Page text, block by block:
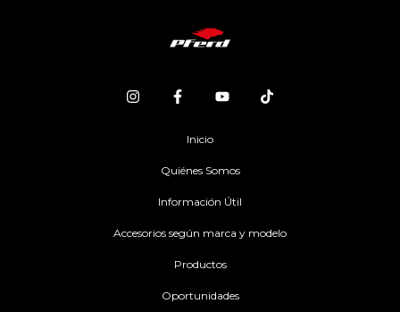
Inicio
Quiénes Somos
Información Útil
Accesorios según marca y modelo
Productos
Oportunidades